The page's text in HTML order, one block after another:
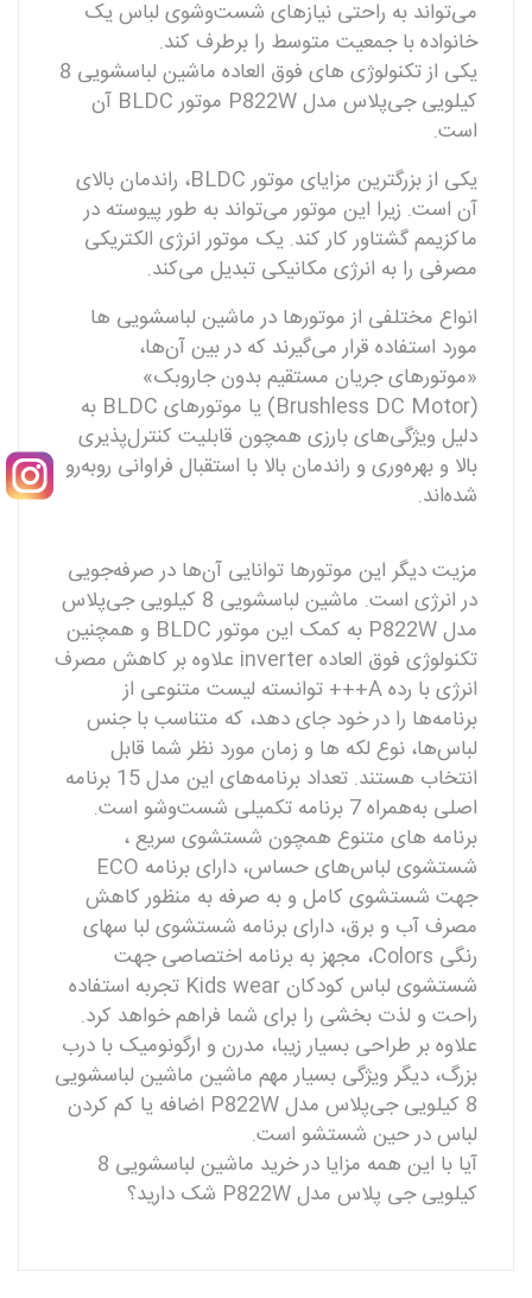
می‌تواند به راحتی نیازهای شست‌وشوی لباس یک
خانواده با جمعیت متوسط را برطرف کند.
یکی از تکنولوژی های فوق العاده ماشین لباسشویی 8
کیلویی جی‌پلاس مدل P822W موتور BLDC آن
است.
یکی از بزرگترین مزایای موتور BLDC، راندمان بالای
آن است. زیرا این موتور می‌تواند به طور پیوسته در
ماکزیمم گشتاور کار کند. یک موتور انرژی الکتریکی
مصرفی را به انرژی مکانیکی تبدیل می‌کند.
انواع مختلفی از موتورها در ماشین لباسشویی ها
مورد استفاده قرار می‌گیرند که در بین آن‌ها،
«موتورهای جریان مستقیم بدون جاروبک»
(Brushless DC Motor) یا موتورهای BLDC به
دلیل ویژگی‌های بارزی همچون قابلیت کنترل‌پذیری
بالا و بهره‌‌وری و راندمان بالا با استقبال فراوانی روبه‌رو
شده‌اند.
مزیت دیگر این موتورها توانایی آن‌ها در صرفه‌جویی
در انرژی است. ماشین لباسشویی 8 کیلویی جی‌پلاس
مدل P822W به کمک این موتور BLDC و همچنین
تکنولوژی فوق العاده inverter علاوه بر کاهش مصرف
انرژی با رده A+++ توانسته لیست متنوعی از
برنامه‌ها را در خود جای دهد، که متناسب با جنس
لباس‌ها، نوع لکه ها و زمان مورد نظر شما قابل
انتخاب هستند. تعداد برنامه‌های این مدل 15 برنامه
اصلی به‌همراه 7 برنامه تکمیلی شست‌وشو است.
برنامه های متنوع همچون شستشوی سریع ،
شستشوی لباس‌های حساس، دارای برنامه ECO
جهت شستشوی کامل و به صرفه به منظور کاهش
مصرف آب و برق، دارای برنامه شستشوی لبا سهای
رنگی Colors، مجهز به برنامه اختصاصی جهت
شستشوی لباس کودکان Kids wear تجربه استفاده
راحت و لذت بخشی را برای شما فراهم خواهد کرد.
علاوه بر طراحی بسیار زیبا، مدرن و ارگونومیک با درب
بزرگ، دیگر ویژگی بسیار مهم ماشین ماشین لباسشویی
8 کیلویی جی‌پلاس مدل P822W اضافه یا کم کردن
لباس در حین شستشو است.
آیا با این همه مزایا در خرید ماشین لباسشویی 8
کیلویی جی پلاس مدل P822W شک دارید؟